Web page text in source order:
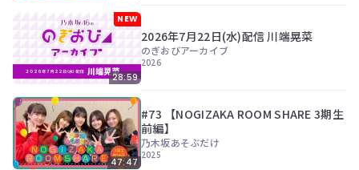
NEW
28:59
2026年7月22日(水)配信 川端晃菜
のぎおびアーカイブ
2026
47:47
#73 【NOGIZAKA ROOM SHARE 3期生
前編】
乃木坂あそぶだけ
2025